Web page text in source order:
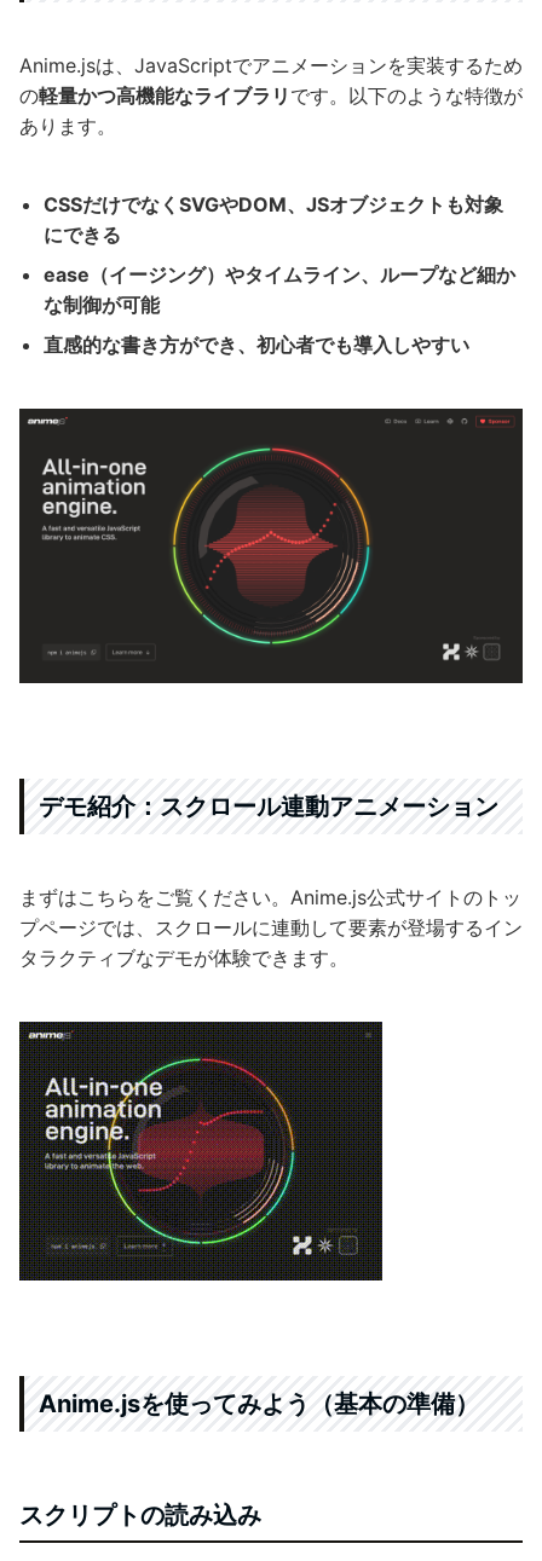
Anime.jsは、JavaScriptでアニメーションを実装するため
の軽量かつ高機能なライブラリ です。以下のような特徴が
あります。
CSSだけでなくSVGやDOM、JSオブジェクトも対象
にできる
ease（イージング）やタイムライン、ループなど細か
な制御が可能
直感的な書き方ができ、初心者でも導入しやすい
デモ紹介：スクロール連動アニメーション
まずはこちらをご覧ください。Anime.js公式サイトのトッ
プページでは、スクロールに連動して要素が登場するイン
タラクティブなデモが体験できます。
Anime.jsを使ってみよう（基本の準備）
スクリプトの読み込み